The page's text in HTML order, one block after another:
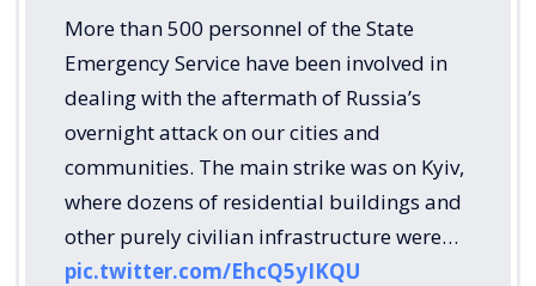
More than 500 personnel of the State
Emergency Service have been involved in
dealing with the aftermath of Russia’s
overnight attack on our cities and
communities. The main strike was on Kyiv,
where dozens of residential buildings and
other purely civilian infrastructure were…
pic.twitter.com/EhcQ5yIKQU